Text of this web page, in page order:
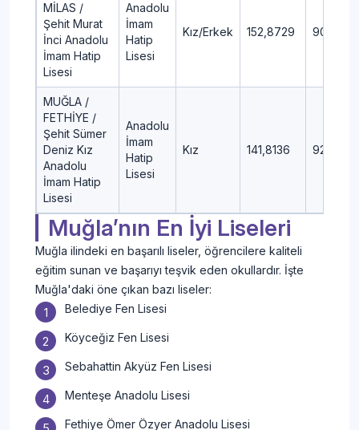
MİLAS /
Şehit Murat
İnci Anadolu
İmam Hatip
Lisesi
Anadolu
İmam
Hatip
Lisesi
Kız/Erkek 152,8729 90,45
MUĞLA /
FETHİYE /
Şehit Sümer
Deniz Kız
Anadolu
İmam Hatip
Lisesi
Anadolu
İmam
Hatip
Lisesi
Kız 141,8136 92,45
Muğla’nın En İyi Liseleri
Muğla ilindeki en başarılı liseler, öğrencilere kaliteli
eğitim sunan ve başarıyı teşvik eden okullardır. İşte
Muğla'daki öne çıkan bazı liseler:
Belediye Fen Lisesi
Köyceğiz Fen Lisesi
Sebahattin Akyüz Fen Lisesi
Menteşe Anadolu Lisesi
Fethiye Ömer Özyer Anadolu Lisesi